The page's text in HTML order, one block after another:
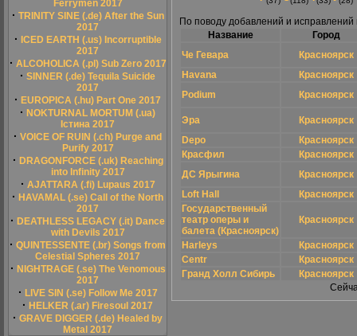
Ferrymen 2017
· TRINITY SINE (.de) After the Sun
2017
· ICED EARTH (.us) Incorruptible
2017
· ALCOHOLICA (.pl) Sub Zero 2017
· SINNER (.de) Tequila Suicide
2017
· EUROPICA (.hu) Part One 2017
· NOKTURNAL MORTUM (.ua)
Істина 2017
· VOICE OF RUIN (.ch) Purge and
Purify 2017
· DRAGONFORCE (.uk) Reaching
into Infinity 2017
· AJATTARA (.fi) Lupaus 2017
· HAVAMAL (.se) Call of the North
2017
· DEATHLESS LEGACY (.it) Dance
with Devils 2017
· QUINTESSENTE (.br) Songs from
Celestial Spheres 2017
· NIGHTRAGE (.se) The Venomous
2017
· LIVE SIN (.se) Follow Me 2017
· HELKER (.ar) Firesoul 2017
· GRAVE DIGGER (.de) Healed by
Metal 2017
По поводу добавлений и
Название
Город
Че Гевара
Красноярск
Havana
Красноярск
Podium
Красноярск
Эра
Красноярск
Depo
Красноярск
Красфил
Красноярск
ДС Ярыгина
Красноярск
Loft Hall
Красноярск
Государственный
театр оперы и
балета (Красноярск)
Красноярск
Harleys
Красноярск
Centr
Красноярск
Гранд Холл Сибирь
Красноярск